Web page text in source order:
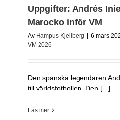
Uppgifter: Andrés
Marocko inför VM
Av Hampus Kjellberg | 6 mars
VM 2026
Den spanska legendaren
till världsfotbollen. Den [...]
Läs mer